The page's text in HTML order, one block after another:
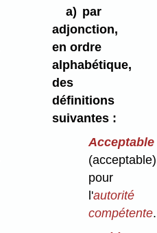
a) par
adjonction,
en ordre
alphabétique,
des
définitions
suivantes :
Acceptable
pour
l'autorité
compétente.